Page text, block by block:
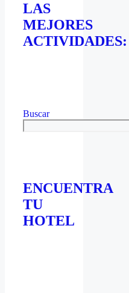
LAS
MEJORES
ACTIVIDADES:
Buscar
ENCUENTRA
TU
HOTEL